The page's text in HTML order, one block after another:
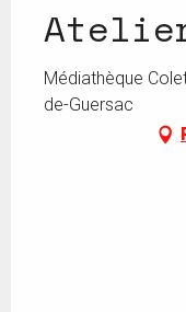
Médiathèque
de-Guersac